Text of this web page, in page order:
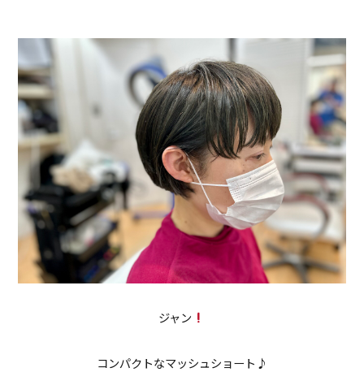
ジャン
コンパクトなマッシュショート♪